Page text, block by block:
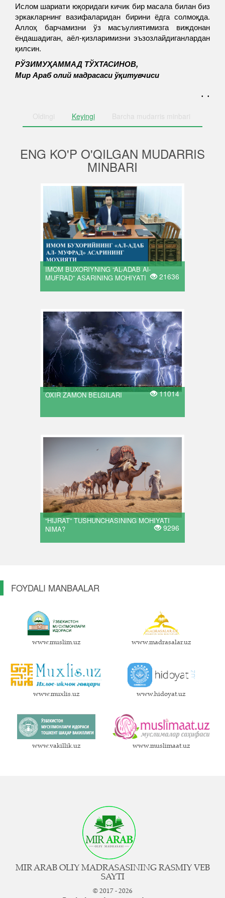
Ислом шариати юқоридаги кичик бир масала билан биз
эркакларнинг вазифаларидан бирини ёдга солмоқда.
Аллоҳ барчамизни ўз масъулиятимизга виждонан
ёндашадиган, аёл-қизларимизни эъзозлайдиганлардан
қилсин.
РЎЗИМУҲАММАД ТЎХТАСИНОВ,
Мир Араб олий мадрасаси ўқитувчиси
. .
Oldingi Keyingi Barcha mudarris minbari
ENG KO'P O'QILGAN MUDARRIS
MINBARI
IMOM BUXORIYNING “AL-ADAB Al-
MUFRAD” ASARINING MOHIYATI
21636
OXIR ZAMON BELGILARI 11014
“HIJRAT” TUSHUNCHASINING MOHIYATI
NIMA?
9296
FOYDALI MANBAALAR
www.muslim.uz www.madrasalar.uz
www.muxlis.uz www.hidoyat.uz
www.vakillik.uz www.muslimaat.uz
MIR ARAB OLIY MADRASASINING RASMIY VEB
SAYTI
© 2017 - 2026